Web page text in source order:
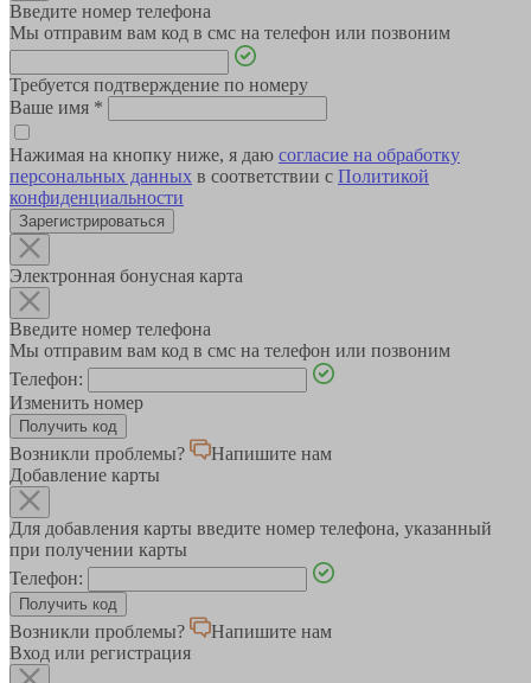
Введите номер телефона
Мы отправим вам код в смс на телефон или позвоним
Требуется подтверждение по номеру
Ваше имя *
Нажимая на кнопку ниже, я даю согласие на обработку
персональных данных в соответствии с Политикой
конфиденциальности
Зарегистрироваться
Электронная бонусная карта
Введите номер телефона
Мы отправим вам код в смс на телефон или позвоним
Телефон:
Изменить номер
Возникли проблемы?
Напишите нам
Добавление карты
Для добавления карты введите номер телефона, указанный
при получении карты
Телефон:
Возникли проблемы?
Напишите нам
Вход или регистрация